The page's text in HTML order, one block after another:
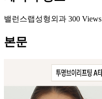
밸런스랩성형외과 300 Views
본문